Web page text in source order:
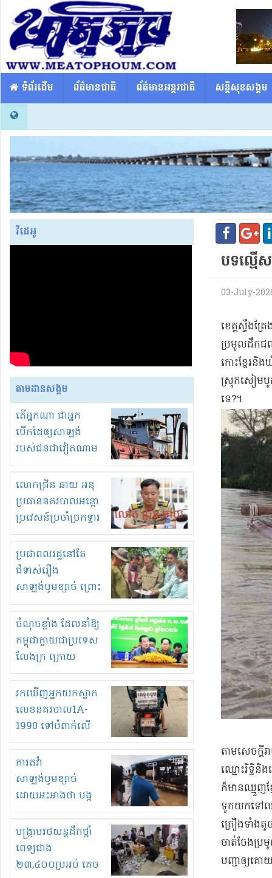
​​ ទំព័រដើម ព័ត៌មានជាតិ ព័ត៌មានអន្តរជាតិ សន្តិសុខសង្គម
វីដេអូ
តាមដានសង្គម
តើអ្នកណា ជាអ្នក
បើកដៃឲ្យសាឡង់
របស់ជនជាវៀតណាម
ចូល មកខុស
ច្បាប់លួចបូមខ្សាច់នៅ
ក្នុងប្រទេសកម្ពុជា
លោកជ្រិន ឆាយ អនុ
ប្រធាននគរបាលអន្តោ
ប្រវេសន៍ប្រចាំច្រកទ្វារ
ព្រំដែនភ្នំឌិន និងឈ្មួញ
មួយចំនួនទៀត
កំពង់តែគុបគិតគ្នា
ធ្វើសកម្មភាពរកស៊ីនិង
ស្តុកទំនិញគេចពន្ធ?
ប្រជាពលរដ្ឋនៅតែ
ជំទាស់រឿង
សាឡង់បូមខ្សាច់ ព្រោះ
ខ្លាចបាក់ច្រាំងទៀត!
ចំណុចខ្លាំង ដែលនាំឱ្យ
កម្ពុជាក្លាយជាប្រទេស
លែងក្រ ក្រោយ
ឆ្នាំ២០៣០
រកឃើញអ្នកយកស្លាក
លេខនគរបាល1A-
1990 ទៅបំពាក់លើ
ម៉ូតូរបស់ខ្លួន ដាកផ្លាក
រត់ឌុបហើយ
ការតវ៉ា
សាឡង់បូមខ្សាច់
ដោយអះអាងថា បង្ក
បាក់ច្រាំងទន្លេ និង
រំខានទាំងយប់ទាំងថ្ងៃ
បង្ក្រាបរថយន្តដឹកថ្នាំ
ពេទ្យជាង
២៣,៤០០ប្រអប់ គេច
បទល្មើ
03-July-
ខេត្តស្ទឹងត្
ប្រមូល​ដឹកជញ្
កោះ​ខ្ញែរ​
ស្រុក​សៀម​បូក​
ទេ​?​។​
តាម​សេចក្
ឈ្មោះ​រិ​ទ្ធិ​និ
ក៏មាន​ឈ្មួញ​ខ្
ទូក​យកទៅល
គ្រឿង​ទាំង​
ចាត់ចែង​ប្រ
បញ្ជា​ឲ្យ​គ